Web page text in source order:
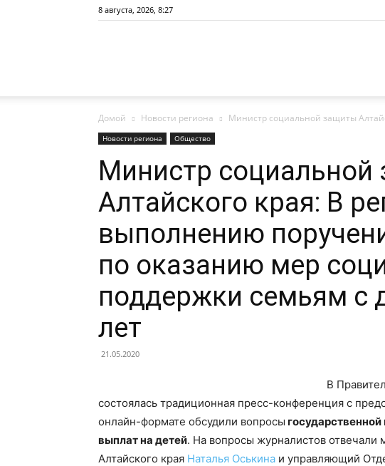
8 августа, 2026, 8:27
газеты
«Районные
|
Советский
Домой Новости региона Министр социальной защиты
Новости региона Общество
Министр социальной
Алтайского края: В
выполнению
по оказанию мер
поддержки семьям с
лет
21.05.2020
В
состоялась традиционная пресс-конференция с
онлайн-формате обсудили вопросы
выплат на детей. На вопросы журналистов отвечали
Алтайского края Наталья Оськина и управляющий